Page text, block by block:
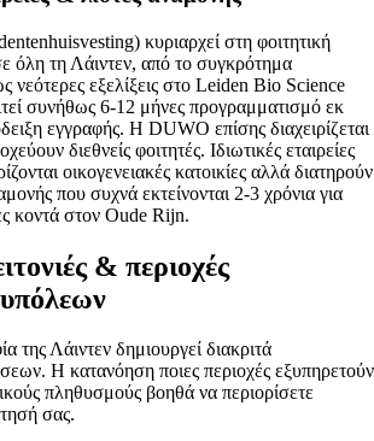
κυριαρχεί στη φοιτητική
όλη τη Λάιντεν, από το συγκρότημα
εξελίξεις στο Leiden Bio Science
συνήθως 6-12 μήνες προγραμματισμό εκ
εγγραφής. Η DUWO επίσης διαχειρίζεται
διεθνείς φοιτητές. Ιδιωτικές εταιρείες
οικογενειακές κατοικίες αλλά διατηρούν
που συχνά εκτείνονται 2-3 χρόνια για
κοντά στον Oude Rijn.
& περιοχές
της Λάιντεν δημιουργεί διακριτά
Η κατανόηση ποιες περιοχές εξυπηρετούν
πληθυσμούς βοηθά να περιορίσετε
σας.